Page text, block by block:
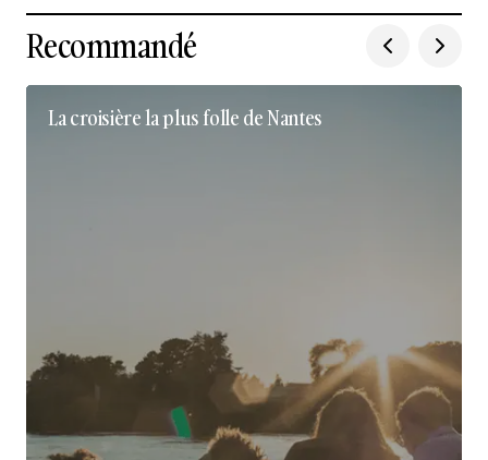
Recommandé
La croisière la plus folle de Nantes